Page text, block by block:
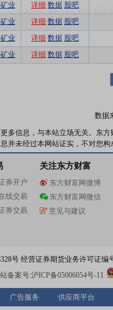
业 详细 数据 股吧
业 详细 数据 股吧
业 详细 数据 股吧
业 详细 数据 股吧
数据
多信息，与本站立场无关。东
并未经过本网站证实，不对您
券开户
线交易
券交易
关注东方财富
东方财富网微博
东方财富网微信
意见与建议
号 经营证券期货业务许可证编
备案号:沪ICP备05006054号-11
广告服务 供应商平台